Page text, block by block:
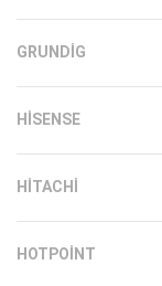
GRUNDIG
HISENSE
HITACHI
HOTPOINT